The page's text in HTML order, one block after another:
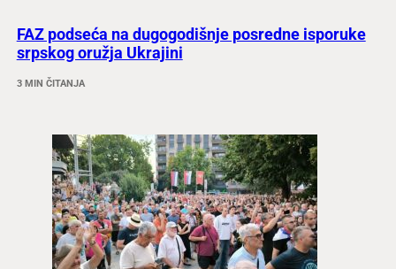
FAZ podseća na dugogodišnje posredne isporuke
srpskog oružja Ukrajini
3 MIN ČITANJA